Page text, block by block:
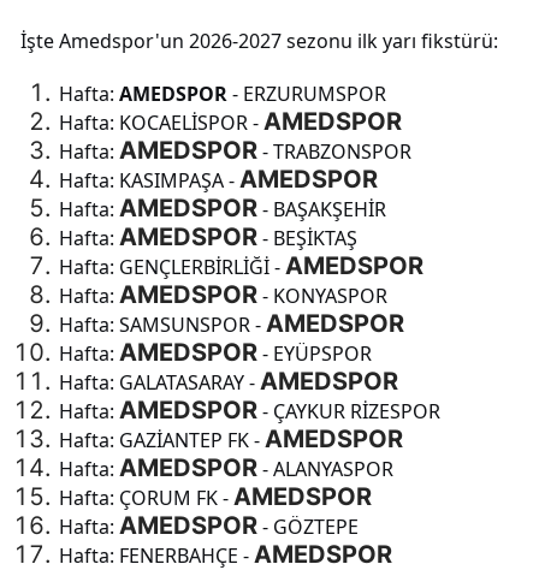
İşte Amedspor'un 2026-2027 sezonu ilk yarı fikstürü:
Hafta: AMEDSPOR- ERZURUMSPOR
Hafta: KOCAELİSPOR -AMEDSPOR
Hafta: AMEDSPOR- TRABZONSPOR
Hafta: KASIMPAŞA -AMEDSPOR
Hafta: AMEDSPOR- BAŞAKŞEHİR
Hafta: AMEDSPOR- BEŞİKTAŞ
Hafta: GENÇLERBİRLİĞİ -AMEDSPOR
Hafta: AMEDSPOR- KONYASPOR
Hafta: SAMSUNSPOR -AMEDSPOR
Hafta: AMEDSPOR- EYÜPSPOR
Hafta: GALATASARAY -AMEDSPOR
Hafta: AMEDSPOR- ÇAYKUR RİZESPOR
Hafta: GAZİANTEP FK -AMEDSPOR
Hafta: AMEDSPOR- ALANYASPOR
Hafta: ÇORUM FK -AMEDSPOR
Hafta: AMEDSPOR- GÖZTEPE
Hafta: FENERBAHÇE -AMEDSPOR